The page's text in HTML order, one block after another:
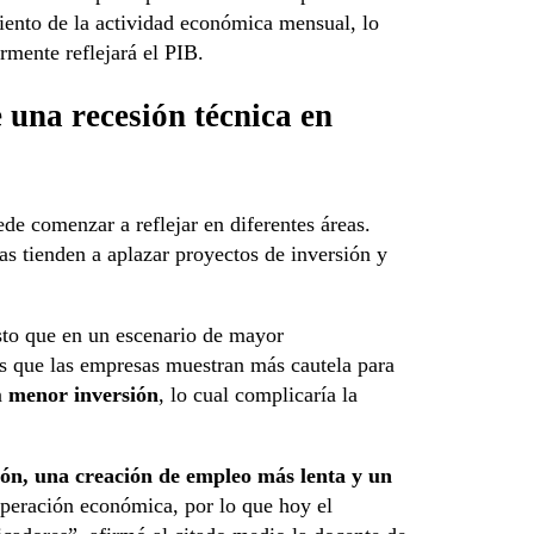
de la actividad económica mensual, lo
reflejará el PIB.
recesión técnica en
comenzar a reflejar en diferentes áreas.
tienden a aplazar proyectos de inversión y
que en un escenario de mayor
las empresas muestran más cautela para
menor inversión, lo cual complicaría la
una creación de empleo más lenta y un
económica, por lo que hoy el